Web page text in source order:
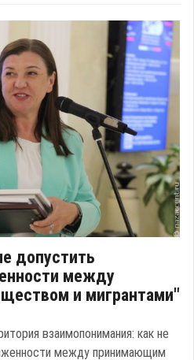
допустить
между
и мигрантами"
взаимопонимания: как не
между принимающим